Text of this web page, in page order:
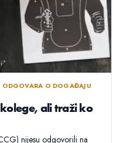
O DOGAĐAJU
ali traži ko
nijesu odgovorili na